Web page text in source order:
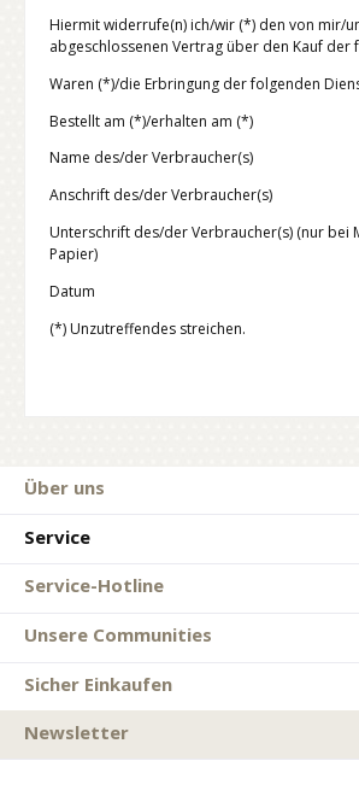
Hiermit widerrufe(n) ich/wir (*) den von mir/
abgeschlossenen Vertrag über den Kauf der
Waren (*)/die Erbringung der folgenden
Bestellt am (*)/erhalten am (*)
Name des/der Verbraucher(s)
Anschrift des/der Verbraucher(s)
Unterschrift des/der Verbraucher(s) (nur bei
Papier)
Datum
(*) Unzutreffendes streichen.
Über uns
Service
Service-Hotline
Unsere Communities
Sicher Einkaufen
Newsletter